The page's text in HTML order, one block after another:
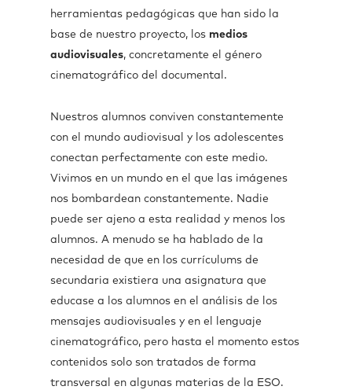
herramientas pedagógicas que han sido la
base de nuestro proyecto, los medios
audiovisuales, concretamente el género
cinematográfico del documental.
Nuestros alumnos conviven constantemente
con el mundo audiovisual y los adolescentes
conectan perfectamente con este medio.
Vivimos en un mundo en el que las imágenes
nos bombardean constantemente. Nadie
puede ser ajeno a esta realidad y menos los
alumnos. A menudo se ha hablado de la
necesidad de que en los currículums de
secundaria existiera una asignatura que
educase a los alumnos en el análisis de los
mensajes audiovisuales y en el lenguaje
cinematográfico, pero hasta el momento estos
contenidos solo son tratados de forma
transversal en algunas materias de la ESO.